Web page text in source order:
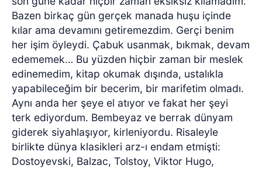
Bazen birkaç gün gerçek manada huşu içinde
kılar ama devamını getiremezdim. Gerçi benim
her işim öyleydi. Çabuk usanmak, bıkmak, devam
edememek… Bu yüzden hiçbir zaman bir meslek
edinemedim, kitap okumak dışında, ustalıkla
yapabileceğim bir becerim, bir marifetim olmadı.
Aynı anda her şeye el atıyor ve fakat her şeyi
terk ediyordum. Bembeyaz ve berrak dünyam
giderek siyahlaşıyor, kirleniyordu. Risaleyle
birlikte dünya klasikleri arz-ı endam etmişti:
Dostoyevski, Balzac, Tolstoy, Viktor Hugo,